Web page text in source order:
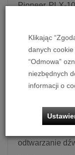
Pioneer PLX-
adapterem
wysokiej klasy
układ
generacji, w
wysokim
odłączane
zbudowany
odtwarzanie
Klikając
danych
“Odmowa”
niezbędnych
informacji o